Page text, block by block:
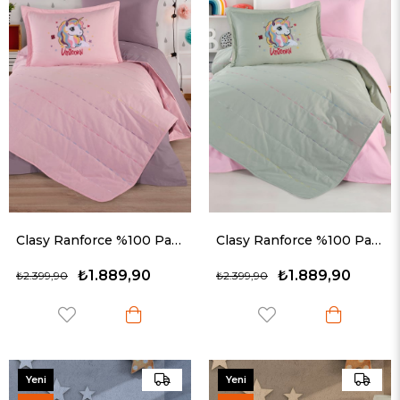
Clasy Ranforce %100 Pamuk Nakışlı Tek Kişilik Yatak Örtüsü Seti Stella V1 Lila
₺1.889,90
₺2.399,90
Clasy Ranforce %100 Pamuk Nakışlı Tek Kişilik Yatak Örtüsü Seti Stella V2 Yeşil
₺1.889,90
₺2.399,90
Yeni
Yeni